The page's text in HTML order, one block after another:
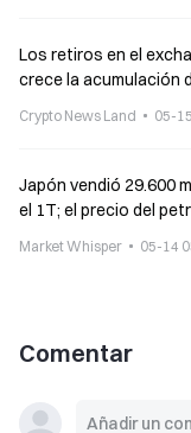
Los retiros en el
crece la acumulación
Crypto News Land 05-
Japón vendió 29.600
el 1T; el precio del
Market Whisper 05-14
Comentar